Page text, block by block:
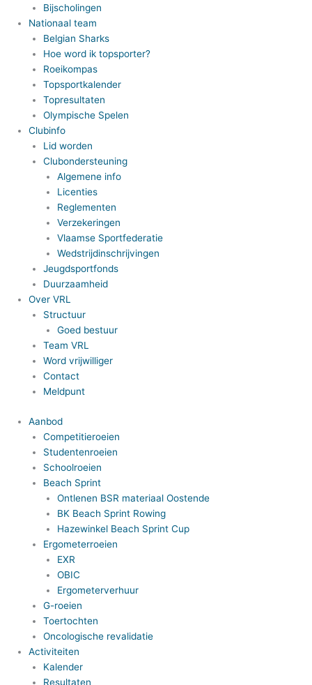
Bijscholingen
Nationaal team
Belgian Sharks
Hoe word ik topsporter?
Roeikompas
Topsportkalender
Topresultaten
Olympische Spelen
Clubinfo
Lid worden
Clubondersteuning
Algemene info
Licenties
Reglementen
Verzekeringen
Vlaamse Sportfederatie
Wedstrijdinschrijvingen
Jeugdsportfonds
Duurzaamheid
Over VRL
Structuur
Goed bestuur
Team VRL
Word vrijwilliger
Contact
Meldpunt
Aanbod
Competitieroeien
Studentenroeien
Schoolroeien
Beach Sprint
Ontlenen BSR materiaal Oostende
BK Beach Sprint Rowing
Hazewinkel Beach Sprint Cup
Ergometerroeien
EXR
OBIC
Ergometerverhuur
G-roeien
Toertochten
Oncologische revalidatie
Activiteiten
Kalender
Resultaten